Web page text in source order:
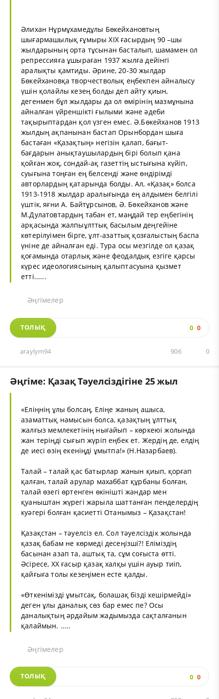
Әлихан Нұрмұхамедұлы Бөкейхановтың
шығармашылық ғұмыры XIX ғасырдың 90 –шы
жылдарының орта тұсынан басталып, шамамен ол
репрессияға ұшыраған 1937 жылға дейінгі
аралықты қамтиды. Әрине, 20-30 жылдар
Бөкейхановқа творчестволық еңбекпен айналысу
үшін қолайлы кезең болды деп айту қиын,
дегенмен бұл жылдары да ол өмірінің мазмұнына
айналған үйреншікті ғылыми және әдеби
тақырыптардан қол үзген емес. Ә.Бөкейханов 1913
жылдың ақпанынан бастап Орынбордан шыға
бастаған «Қазақтың» негізін қалап, бағыт-
бағдарын анықтаушылардың бірі болып қана
қойған жоқ, сондай-ақ газеттің ыстығына күйіп,
суығына тоңған ең белсенді және өндірімді
авторлардың қатарында болды. Ал, «Қазақ» болса
1913-1918 жылдар аралығында ең алдымен белгілі
үштік, яғни А. Байтұрсынов, Ә. Бөкейханов және
М.Дулатовтардың табан ет, маңдай тер еңбегінің
арқасында жалпыұлттық басылым деңгейіне
көтерілуімен бірге, ұлт-азаттық қозғалыстың баспа
үніне де айналған еді. Тура осы мезгілде ол қазақ
қоғамында отарлық және феодалдық езгіге қарсы
күрес идеологиясының қалыптасуына қызмет
етті......
Әңгімелер
ТОЛЫҚ 0 0
araylym94 0
906
Әңгіме: Қазақ Тәуелсіздігіне 25 жыл
«Еліңнің ұлы болсаң, Еліңе жаның ашыса,
азаматтық намысын болса, қазақтың ұлттық
жалғыз мемлекетінің нығайып – көркеюі жолында
жан теріңді сығып жүріп еңбек ет. Жердің де, елдің
де иесі өзің екеніңді ұмытпа!» (Н.Назарбаев).
Талай – талай қас батырлар жанын қиып, қорғап
қалған, талай арулар махаббат құрбаны болған,
талай өзегі өртенген өкінішті жандар мен
қуаныштан жүрегі жарыла шаттанған пенделердің
куәгері болған қасиетті Отанымыз – Қазақстан!
Қазақстан – тәуелсіз ел. Сол тәуелсіздік жолында
қазақ бабам не көрмеді десеңізші?! Еліміздің
басынан азап та, аштық та, сұм соғыста өтті.
Әсіресе, ХХ ғасыр қазақ халқы үшін ауыр тиіп,
қайғыға толы кезеңімен есте қалды.
«Өткенімізді ұмытсақ, болашақ бізді кешірмейді»
деген ұлы даналық сөз бар емес пе? Осы
даналықтың әрдайым жадымызда сақталғанын
қалаймын. .....
Әңгімелер
ТОЛЫҚ 0 0